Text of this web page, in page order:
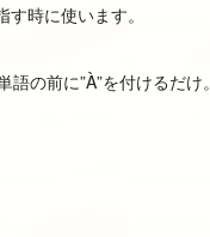
時に使います。
の前に”À”を付けるだけ。